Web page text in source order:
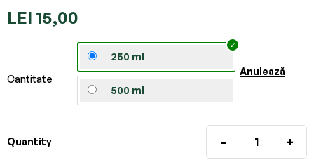
LEI 15,00
Cantitate
250 ml
500 ml
Anulează
Quantity - +